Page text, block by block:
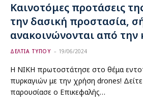
Καινοτόμες προτάσεις
την δασική προστασία,
ανακοινώνονται από την
ΔΕΛΤΙΑ ΤΥΠΟΥ 19/06/2024
Η ΝΙΚΗ πρωτοστάτησε στο θέμα
πυρκαγιών με την χρήση drones!
παρουσίασε ο Επικεφαλής…